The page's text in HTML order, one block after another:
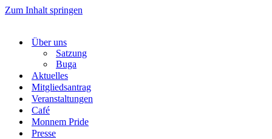
Zum Inhalt springen
Über uns
Satzung
Buga
Aktuelles
Mitgliedsantrag
Veranstaltungen
Café
Monnem Pride
Presse